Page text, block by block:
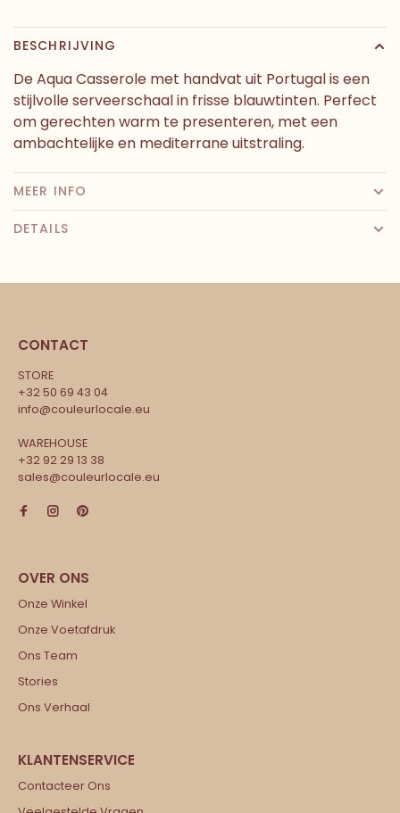
BESCHRIJVING
De Aqua Casserole met handvat uit Portugal is een
stijlvolle serveerschaal in frisse blauwtinten. Perfect
om gerechten warm te presenteren, met een
ambachtelijke en mediterrane uitstraling.
MEER INFO
DETAILS
CONTACT
STORE
+32 50 69 43 04
info@couleurlocale.eu
WAREHOUSE
+32 92 29 13 38
sales@couleurlocale.eu
Onze Winkel
Onze Voetafdruk
Ons Team
Stories
Ons Verhaal
Contacteer Ons